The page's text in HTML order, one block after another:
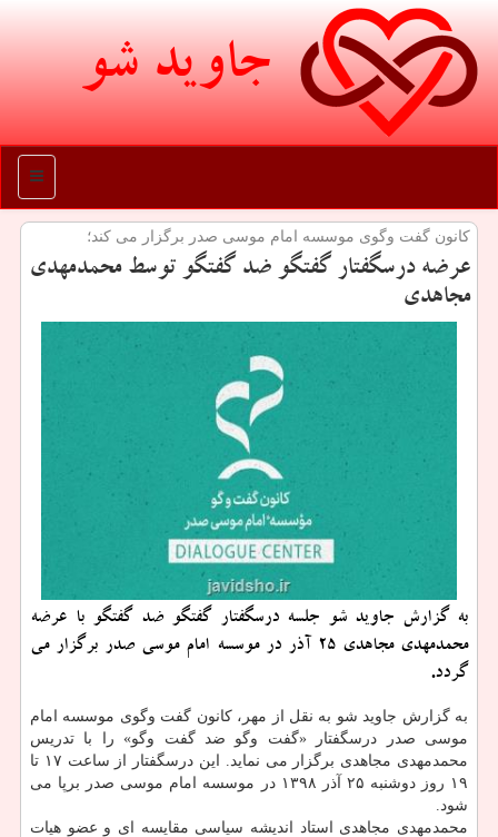
جاوید شو
منو
كانون گفت وگوی موسسه امام موسی صدر برگزار می كند؛
عرضه درسگفتار گفتگو ضد گفتگو توسط محمدمهدی
مجاهدی
به گزارش جاوید شو جلسه درسگفتار گفتگو ضد گفتگو با عرضه
محمدمهدی مجاهدی ۲۵ آذر در موسسه امام موسی صدر برگزار می
گردد.
به گزارش جاوید شو به نقل از مهر، كانون گفت وگوی موسسه امام
موسی صدر درسگفتار «گفت وگو ضد گفت وگو» را با تدریس
محمدمهدی مجاهدی برگزار می نماید. این درسگفتار از ساعت ۱۷ تا
۱۹ روز دوشنبه ۲۵ آذر ۱۳۹۸ در موسسه امام موسی صدر برپا می
شود.
محمدمهدی مجاهدی استاد اندیشه سیاسی مقایسه ای و عضو هیات